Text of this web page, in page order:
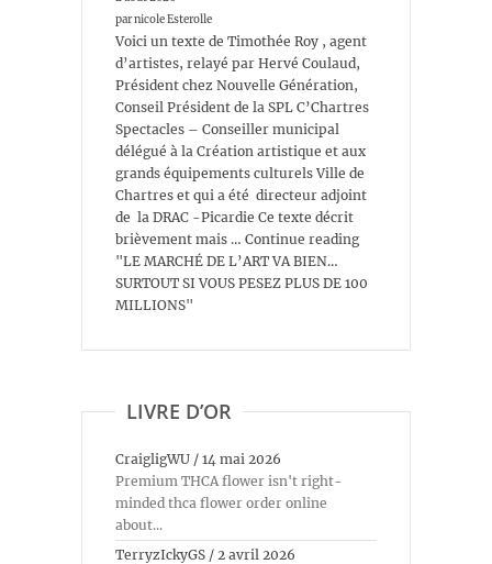
par nicole Esterolle
Voici un texte de Timothée Roy , agent
d’artistes, relayé par Hervé Coulaud,
Président chez Nouvelle Génération,
Conseil Président de la SPL C’Chartres
Spectacles – Conseiller municipal
délégué à la Création artistique et aux
grands équipements culturels Ville de
Chartres et qui a été directeur adjoint
de la DRAC -Picardie Ce texte décrit
brièvement mais … Continue reading
"LE MARCHÉ DE L’ART VA BIEN…
SURTOUT SI VOUS PESEZ PLUS DE 100
MILLIONS"
LIVRE D’OR
CraigligWU / 14 mai 2026
Premium THCA flower isn't right-
minded thca flower order online
about...
TerryzIckyGS / 2 avril 2026